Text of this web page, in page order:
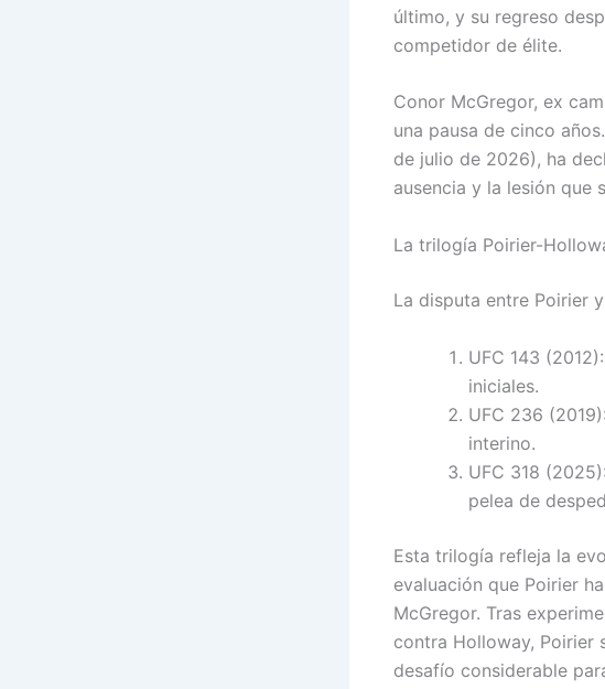
último, y su regreso
competidor de élite.
Conor McGregor, ex
una pausa de cinco
de julio de 2026), ha
ausencia y la lesión que
La trilogía Poirier-
La disputa entre Poirier
UFC 143
iniciales.
UFC 236
interino.
UFC 318
pelea de
Esta trilogía refleja la
evaluación que Poirier
McGregor. Tras
contra Holloway, Poirier
desafío considerable